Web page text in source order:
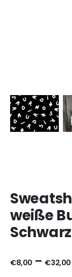
weiße
Schwarz
€8,00 – €32,00